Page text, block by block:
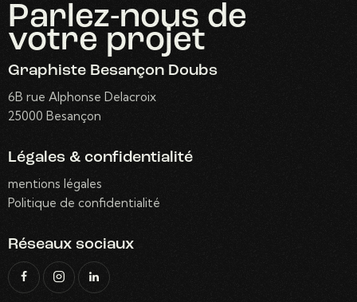
Parlez-nous de
votre projet
Graphiste Besançon Doubs
6B rue Alphonse Delacroix
25000 Besançon
Légales & confidentialité
mentions légales
Politique de confidentialité
Réseaux sociaux